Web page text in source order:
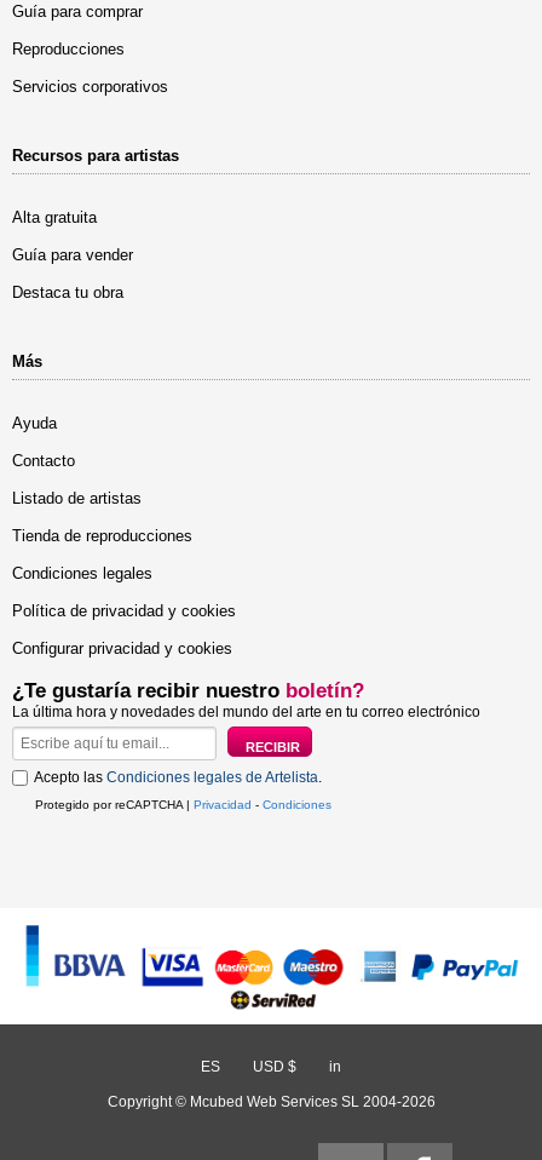
Guía para comprar
Reproducciones
Servicios corporativos
Recursos para artistas
Alta gratuita
Guía para vender
Destaca tu obra
Más
Ayuda
Contacto
Listado de artistas
Tienda de reproducciones
Condiciones legales
Política de privacidad y cookies
Configurar privacidad y cookies
¿Te gustaría recibir nuestro boletín?
La última hora y novedades del mundo del arte en tu correo electrónico
Acepto las Condiciones legales de Artelista
Protegido por reCAPTCHA | Privacidad - Condiciones
ES USD $ in
Copyright © Mcubed Web Services SL 2004-2026